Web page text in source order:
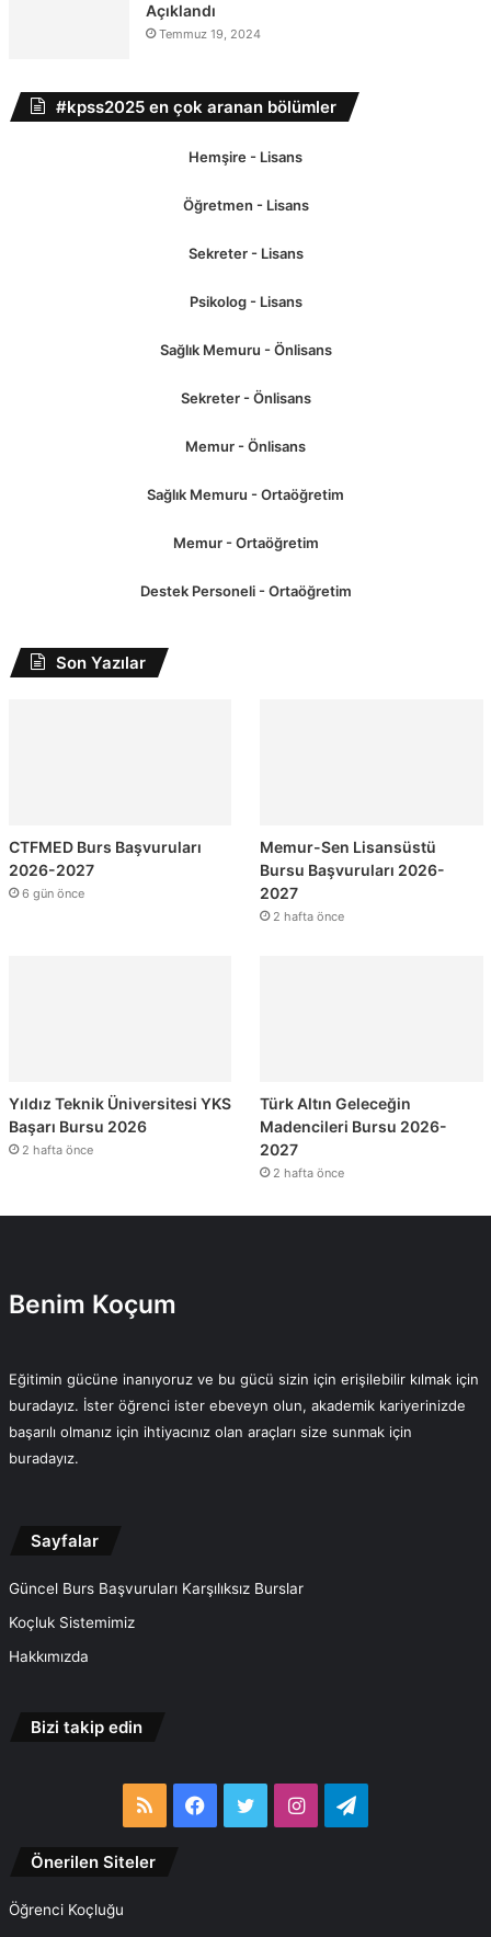
Açıklandı
Temmuz 19, 2024
#kpss2025 en çok aranan bölümler
Hemşire - Lisans
Öğretmen - Lisans
Sekreter - Lisans
Psikolog - Lisans
Sağlık Memuru - Önlisans
Sekreter - Önlisans
Memur - Önlisans
Sağlık Memuru - Ortaöğretim
Memur - Ortaöğretim
Destek Personeli - Ortaöğretim
Son Yazılar
CTFMED Burs Başvuruları
2026-2027
6 gün önce
Memur-Sen Lisansüstü
Bursu Başvuruları 2026-
2027
2 hafta önce
Yıldız Teknik Üniversitesi YKS
Başarı Bursu 2026
2 hafta önce
Türk Altın Geleceğin
Madencileri Bursu 2026-
2027
2 hafta önce
Benim Koçum
Eğitimin gücüne inanıyoruz ve bu gücü sizin için erişilebilir kılmak için
buradayız. İster öğrenci ister ebeveyn olun, akademik kariyerinizde
başarılı olmanız için ihtiyacınız olan araçları size sunmak için
buradayız.
Sayfalar
Güncel Burs Başvuruları Karşılıksız Burslar
Koçluk Sistemimiz
Hakkımızda
Bizi takip edin
RSS Facebook
TwitterInstagramTelegram
Önerilen Siteler
Öğrenci Koçluğu